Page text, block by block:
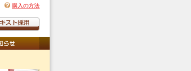
購入の方法